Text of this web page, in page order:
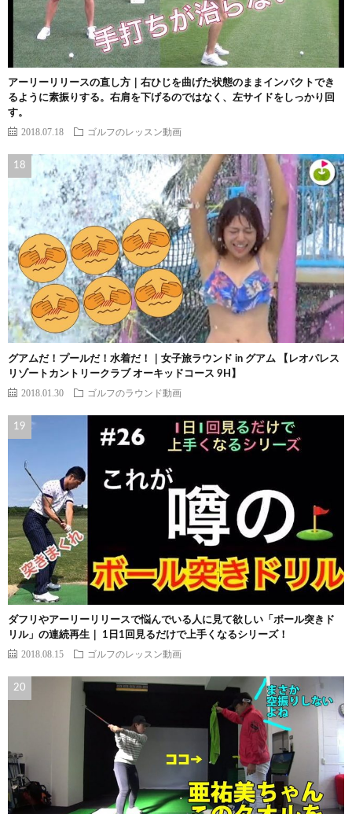
アーリーリリースの直し方｜右ひじを曲げた状態のままインパクトでき
るように素振りする。右肩を下げるのではなく、左サイドをしっかり回
す。
2018.07.18 ゴルフのレッスン動画
グアムだ！プールだ！水着だ！｜女子旅ラウンド in グアム 【レオパレス
リゾートカントリークラブ オーキッドコース 9H】
2018.01.30 ゴルフのラウンド動画
ダフリやアーリーリリースで悩んでいる人に見て欲しい「ボール突きド
リル」の連続再生｜ 1日1回見るだけで上手くなるシリーズ！
2018.08.15 ゴルフのレッスン動画